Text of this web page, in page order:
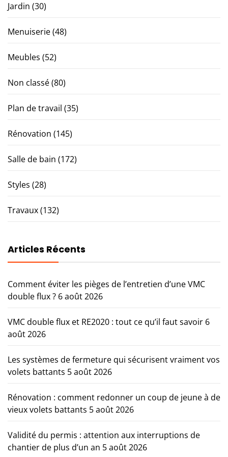
Jardin (30)
Menuiserie(48)
Meubles (52)
Non classé(80)
Plan de travail (35)
Rénovation (145)
Salle de bain (172)
Styles (28)
Travaux(132)
Articles Récents
Comment éviter les pièges de l’entretien d’une VMC
double flux ? 6 août 2026
VMC double flux et RE2020 : tout ce qu’il faut savoir 6
août 2026
Les systèmes de fermeture qui sécurisent vraiment vos
volets battants 5 août 2026
Rénovation : comment redonner un coup de jeune à de
vieux volets battants 5 août 2026
Validité du permis : attention aux interruptions de
chantier de plus d’un an 5 août 2026